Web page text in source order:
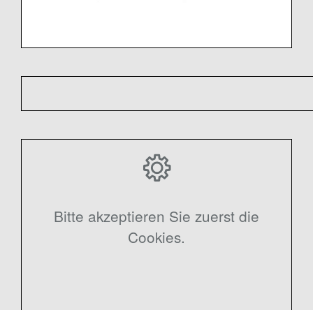
Bitte akzeptieren Sie zuerst die
Cookies.